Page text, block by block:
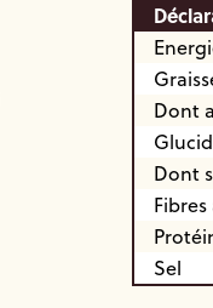
Dont
Dont
Sel